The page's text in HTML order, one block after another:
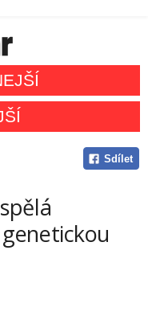
Sdílet